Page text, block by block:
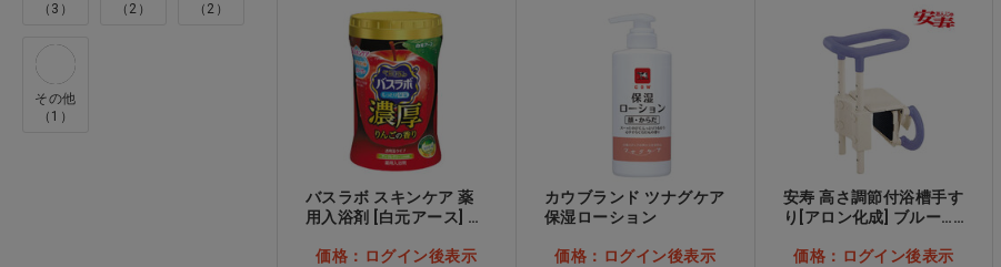
バスラボ スキンケア 薬
用入浴剤 [白元アース] 濃
り…他
価格：ログイン後表示
カウブランド ツナグケア
保湿ローション
価格：ログイン後表示
安寿 高さ調節付浴槽手す
り[アロン化成] ブルー…
価格：ログイン後表示
ﾃﾝﾀﾞｲ(5)
ﾅｶﾞｲﾚｰﾍﾞﾝ(1)
ﾊﾋﾞﾅｰｽ(13)
（3）
（2）
（2）
その他
（1）